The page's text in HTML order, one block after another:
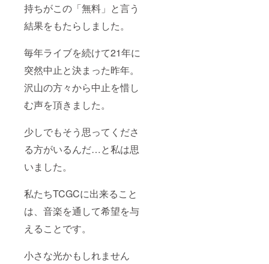
持ちがこの「無料」と言う
結果をもたらしました。
毎年ライブを続けて21年に
突然中止と決まった昨年。
沢山の方々から中止を惜し
む声を頂きました。
少しでもそう思ってくださ
る方がいるんだ…と私は思
いました。
私たちTCGCに出来ること
は、音楽を通して希望を与
えることです。
小さな光かもしれません